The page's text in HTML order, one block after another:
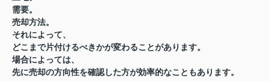
需要。
売却方法。
それによって、
どこまで片付けるべきかが変わることがあります。
場合によっては、
先に売却の方向性を確認した方が効率的なこともあります。